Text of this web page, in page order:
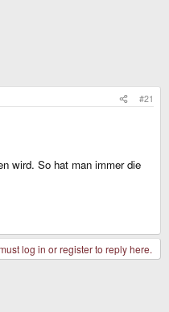
#21
wird. So hat man immer die
log in or register to reply here.